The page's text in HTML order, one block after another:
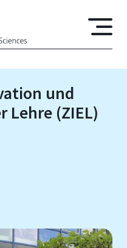
und
Lehre (ZIEL)